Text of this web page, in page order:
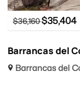
$36,160$35,404
Barrancas del
Barrancas del